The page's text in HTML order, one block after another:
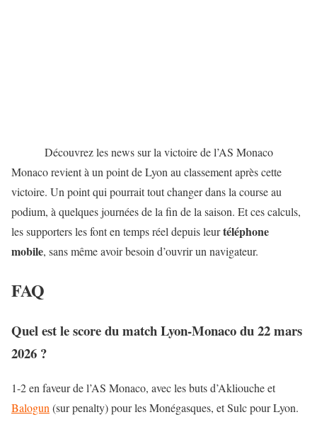
Découvrez les news sur la victoire de l’AS Monaco
Monaco revient à un point de Lyon au classement après cette
victoire. Un point qui pourrait tout changer dans la course au
podium, à quelques journées de la fin de la saison. Et ces calculs,
les supporters les font en temps réel depuis leurtéléphone
mobile, sans même avoir besoin d’ouvrir un navigateur.
FAQ
Quel est le score du match Lyon-Monaco du 22 mars
2026 ?
1-2 en faveur de l’AS Monaco, avec les buts d’Akliouche et
Balogun (sur penalty) pour les Monégasques, et Sulc pour Lyon.